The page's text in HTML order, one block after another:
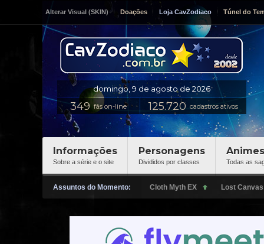
Alterar Visual (SKIN) Doações Loja CavZodiaco Túnel do
fãs on-line cadastros ativos
Informações
Sobre a série e o site
Personagens
Divididos por classes
Animes
Todas as
Assuntos do Momento: